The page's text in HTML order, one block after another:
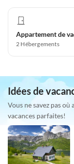
2 Hébergements
Idées de
Vous ne savez pas où
vacances parfaites!